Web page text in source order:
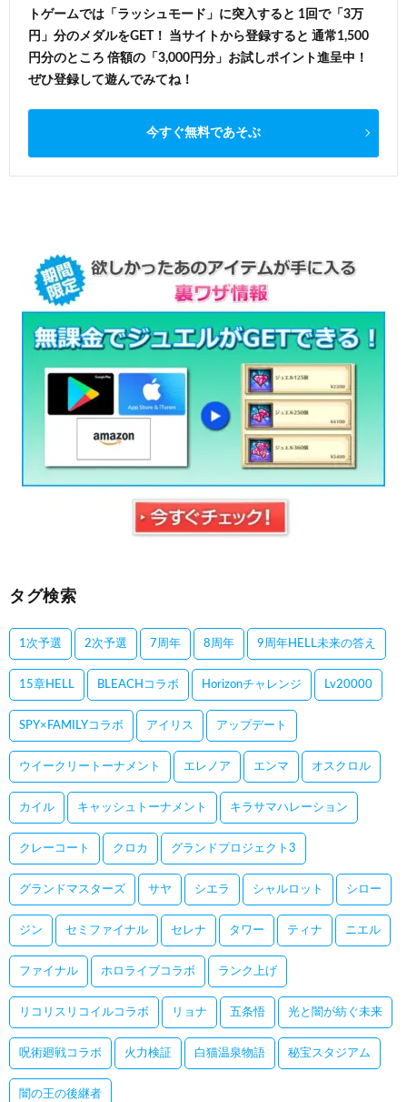
トゲームでは「ラッシュモード」に突入すると 1回で「3万
円」分のメダルをGET！ 当サイトから登録すると 通常1,500
円分のところ 倍額の「3,000円分」お試しポイント進呈中！
ぜひ登録して遊んでみてね！
今すぐ無料であそぶ
タグ検索
1次予選 2次予選 7周年 8周年 9周年HELL未来の答え
15章HELL BLEACHコラボ Horizonチャレンジ Lv20000
SPY×FAMILYコラボ アイリス アップデート
ウイークリートーナメント エレノア エンマ オスクロル
カイル キャッシュトーナメント キラサマハレーション
クレーコート クロカ グランドプロジェクト3
グランドマスターズ サヤ シエラ シャルロット シロー
ジン セミファイナル セレナ タワー ティナ ニエル
ファイナル ホロライブコラボ ランク上げ
リコリスリコイルコラボ リョナ 五条悟 光と闇が紡ぐ未来
呪術廻戦コラボ 火力検証 白猫温泉物語 秘宝スタジアム
闇の王の後継者